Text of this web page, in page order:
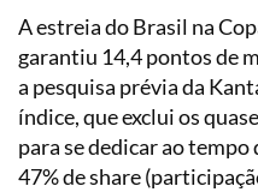
A estreia do Brasil na
garantiu 14,4 pontos de
a pesquisa prévia da
índice, que exclui os
para se dedicar ao
47% de share